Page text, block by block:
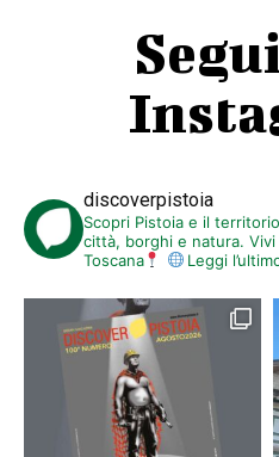
discoverpistoia
Scopri Pistoia e il
città, borghi e natura.
Toscana
Leggi